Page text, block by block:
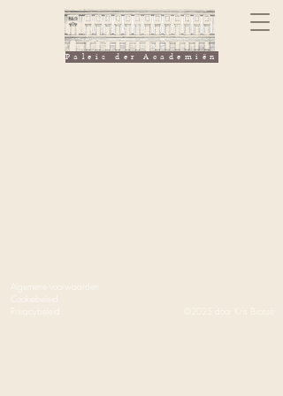
Paleis der Academiën
Algemene voorwaarden
Cookiebeleid
Privacybeleid
©2025 door Kris Brossé